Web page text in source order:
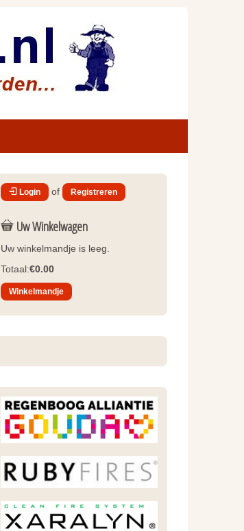
Login of Registreren
Uw Winkelwagen
Uw winkelmandje is leeg.
Totaal:€0.00
Winkelmandje